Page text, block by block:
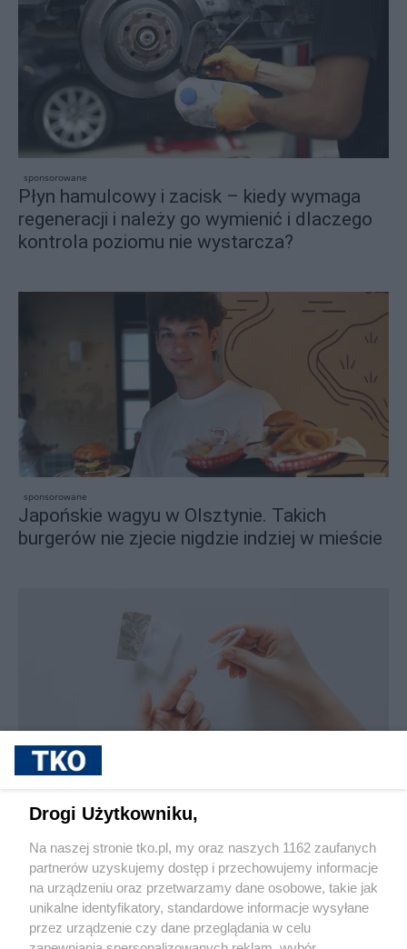
sponsorowane
Płyn hamulcowy i zacisk – kiedy wymaga
regeneracji i należy go wymienić i dlaczego
kontrola poziomu nie wystarcza?
sponsorowane
Japońskie wagyu w Olsztynie. Takich
burgerów nie zjecie nigdzie indziej w mieście
Jak rozpoznać, że soczewki kontaktowe są
Pokaż więcej
Drogi Użytkowniku,
Na naszej stronie tko.pl, my oraz naszych 1162 zaufanych
partnerów uzyskujemy dostęp i przechowujemy informacje
na urządzeniu oraz przetwarzamy dane osobowe, takie jak
unikalne identyfikatory, standardowe informacje wysyłane
przez urządzenie czy dane przeglądania w celu